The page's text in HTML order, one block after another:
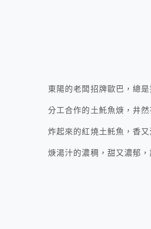
東陽的老闆招牌歐巴，總
分工合作的土魠魚焿，井
炸起來的紅燒土魠魚，香
焿湯汁的濃稠，甜又濃郁